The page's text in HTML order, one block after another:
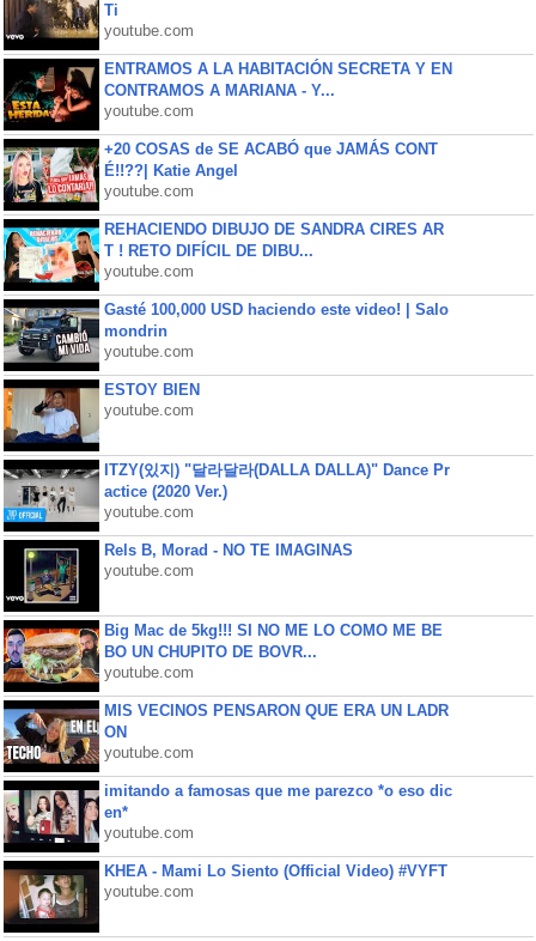
Ti
youtube.com
ENTRAMOS A LA HABITACIÓN SECRETA Y EN
CONTRAMOS A MARIANA - Y...
youtube.com
+20 COSAS de SE ACABÓ que JAMÁS CONT
É!!??| Katie Angel
youtube.com
REHACIENDO DIBUJO DE SANDRA CIRES AR
T ! RETO DIFÍCIL DE DIBU...
youtube.com
Gasté 100,000 USD haciendo este video! | Salo
mondrin
youtube.com
ESTOY BIEN
youtube.com
ITZY(있지) "달라달라(DALLA DALLA)" Dance Pr
actice (2020 Ver.)
youtube.com
Rels B, Morad - NO TE IMAGINAS
youtube.com
Big Mac de 5kg!!! SI NO ME LO COMO ME BE
BO UN CHUPITO DE BOVR...
youtube.com
MIS VECINOS PENSARON QUE ERA UN LADR
ON
youtube.com
imitando a famosas que me parezco *o eso dic
en*
youtube.com
KHEA - Mami Lo Siento (Official Video) #VYFT
youtube.com